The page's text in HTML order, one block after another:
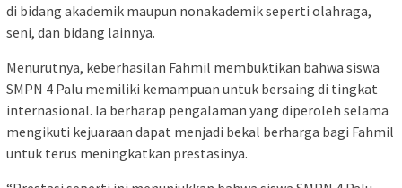
di bidang akademik maupun nonakademik seperti olahraga,
seni, dan bidang lainnya.
Menurutnya, keberhasilan Fahmil membuktikan bahwa siswa
SMPN 4 Palu memiliki kemampuan untuk bersaing di tingkat
internasional. Ia berharap pengalaman yang diperoleh selama
mengikuti kejuaraan dapat menjadi bekal berharga bagi Fahmil
untuk terus meningkatkan prestasinya.